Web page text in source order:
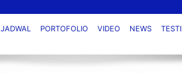
JADWAL PORTOFOLIO VIDEO NEWS